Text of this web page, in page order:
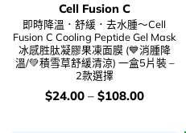
Cell Fusion C
即時降溫．舒緩．去水腫～Cell
Fusion C Cooling Peptide Gel Mask
冰感胜肽凝膠果凍面膜 (💙消腫降
溫/💚積雪草舒緩清涼) 一盒5片裝 –
2款選擇
價
錢：
$24.00– $108.00